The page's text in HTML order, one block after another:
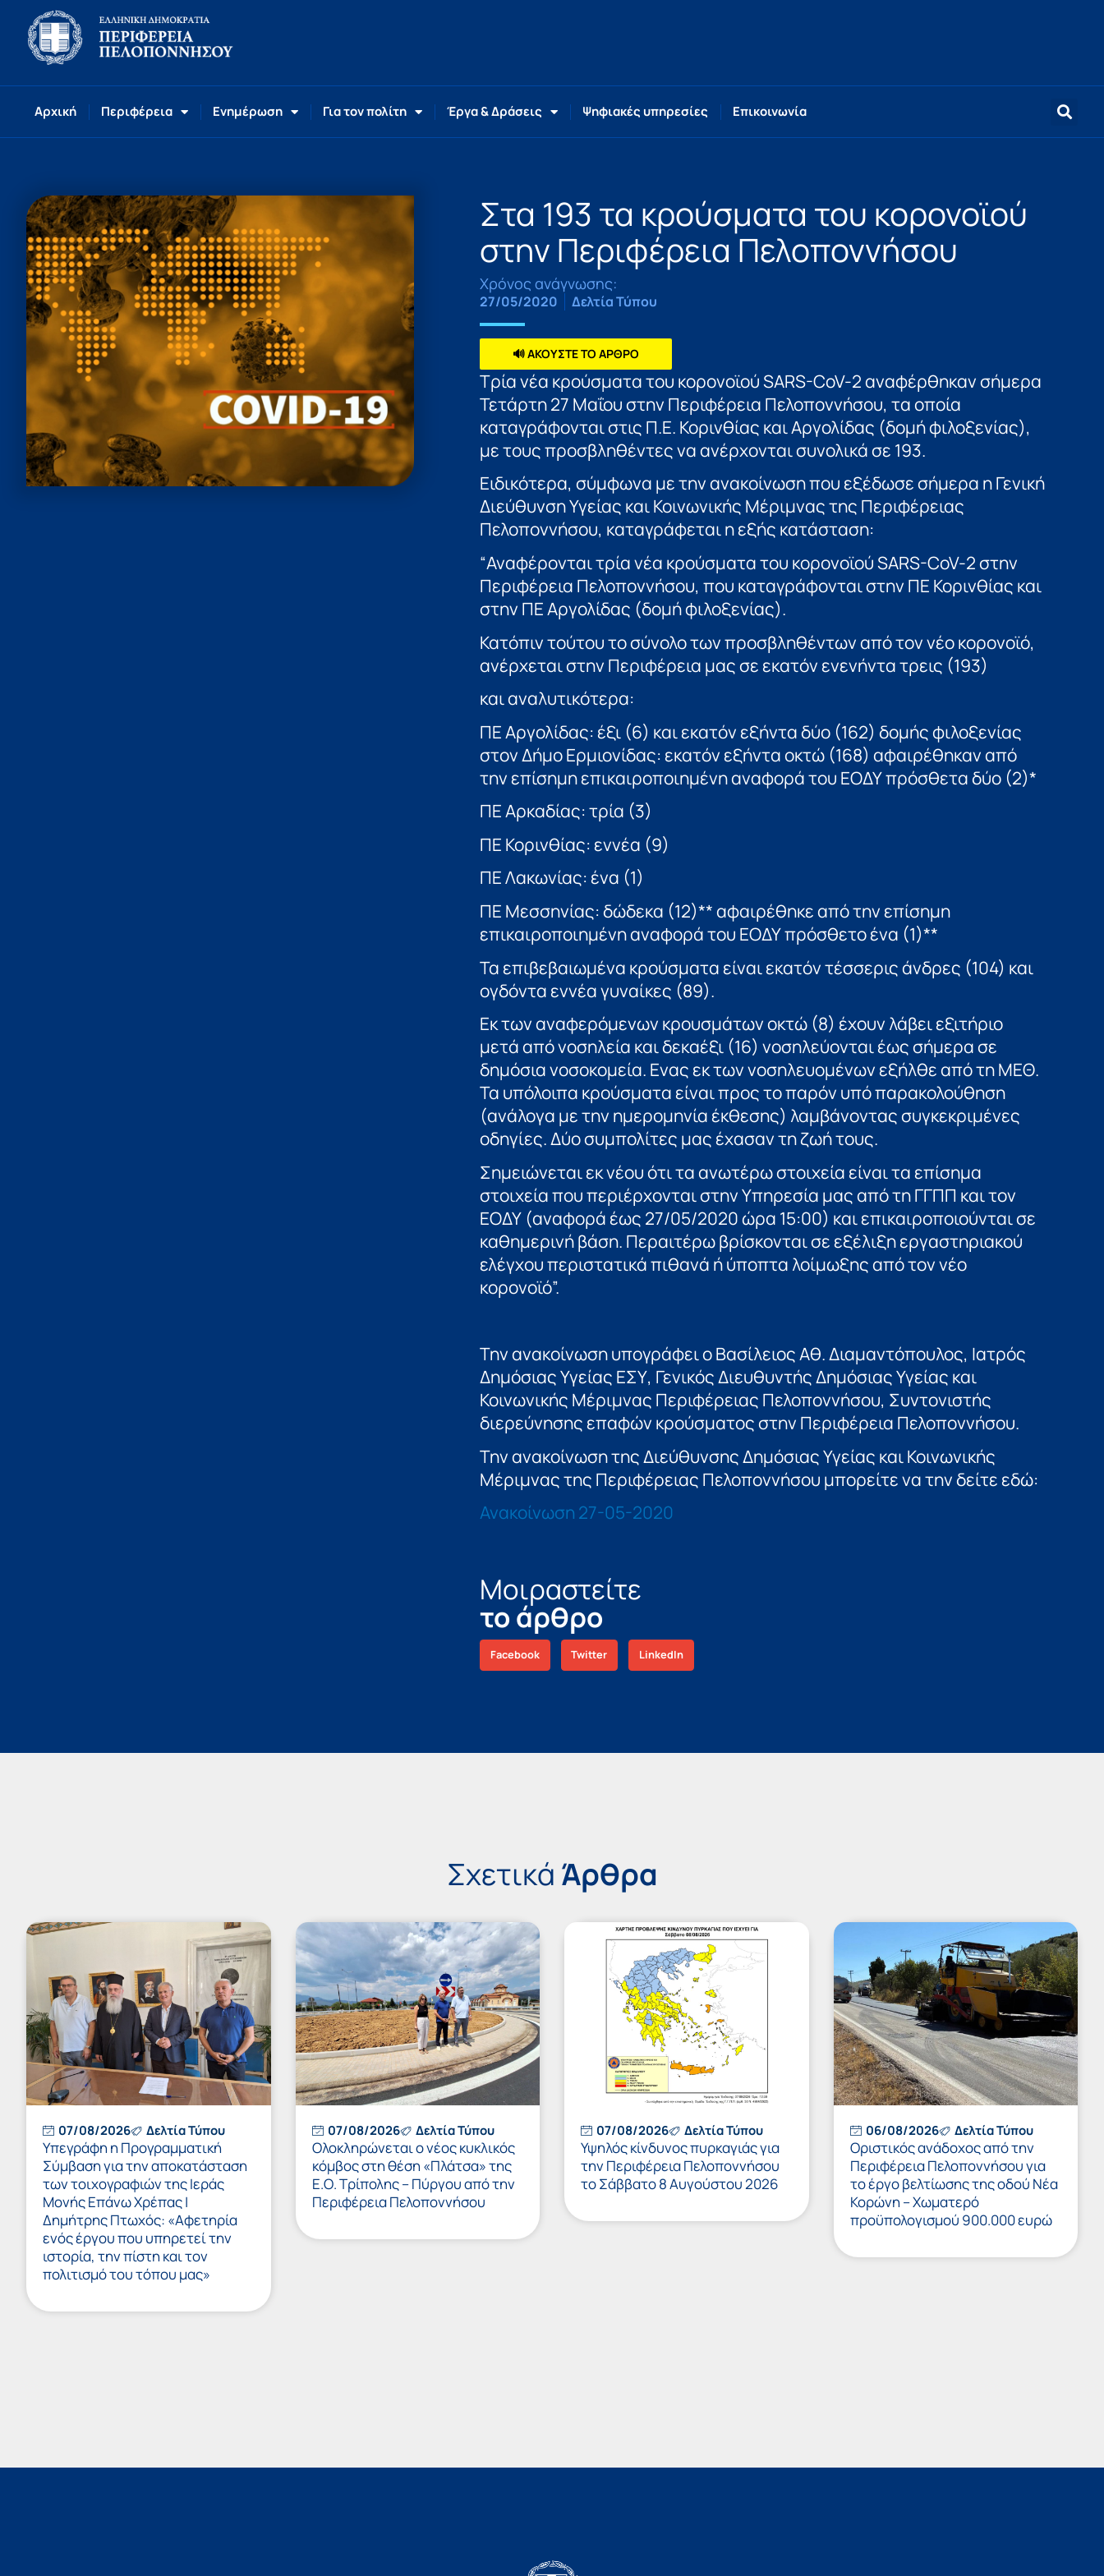
Αρχική Περιφέρεια Ενημέρωση Για τον πολίτη Έργα & Δράσεις Ψηφιακές υπηρεσίες Επικοινωνία
Στα 193 τα κρούσματα του κορονοϊού
στην Περιφέρεια Πελοποννήσου
Χρόνος ανάγνωσης:
27/05/2020 Δελτία Τύπου
🔊 ΑΚΟΥΣΤΕ ΤΟ ΑΡΘΡΟ
Τρία νέα κρούσματα του κορονοϊού SARS-CoV-2 αναφέρθηκαν σήμερα
Τετάρτη 27 Μαΐου στην Περιφέρεια Πελοποννήσου, τα οποία
καταγράφονται στις Π.Ε. Κορινθίας και Αργολίδας (δομή φιλοξενίας),
με τους προσβληθέντες να ανέρχονται συνολικά σε 193.
Ειδικότερα, σύμφωνα με την ανακοίνωση που εξέδωσε σήμερα η Γενική
Διεύθυνση Υγείας και Κοινωνικής Μέριμνας της Περιφέρειας
Πελοποννήσου, καταγράφεται η εξής κατάσταση:
“Αναφέρονται τρία νέα κρούσματα του κορονοϊού SARS-CoV-2 στην
Περιφέρεια Πελοποννήσου, που καταγράφονται στην ΠΕ Κορινθίας και
στην ΠΕ Αργολίδας (δομή φιλοξενίας).
Κατόπιν τούτου το σύνολο των προσβληθέντων από τον νέο κορονοϊό,
ανέρχεται στην Περιφέρεια μας σε εκατόν ενενήντα τρεις (193)
και αναλυτικότερα:
ΠΕ Αργολίδας: έξι (6) και εκατόν εξήντα δύο (162) δομής φιλοξενίας
στον Δήμο Ερμιονίδας: εκατόν εξήντα οκτώ (168) αφαιρέθηκαν από
την επίσημη επικαιροποιημένη αναφορά του ΕΟΔΥ πρόσθετα δύο (2)*
ΠΕ Αρκαδίας: τρία (3)
ΠΕ Κορινθίας: εννέα (9)
ΠΕ Λακωνίας: ένα (1)
ΠΕ Μεσσηνίας: δώδεκα (12)** αφαιρέθηκε από την επίσημη
επικαιροποιημένη αναφορά του ΕΟΔΥ πρόσθετο ένα (1)**
Τα επιβεβαιωμένα κρούσματα είναι εκατόν τέσσερις άνδρες (104) και
ογδόντα εννέα γυναίκες (89).
Εκ των αναφερόμενων κρουσμάτων οκτώ (8) έχουν λάβει εξιτήριο
μετά από νοσηλεία και δεκαέξι (16) νοσηλεύονται έως σήμερα σε
δημόσια νοσοκομεία. Ενας εκ των νοσηλευομένων εξήλθε από τη ΜΕΘ.
Τα υπόλοιπα κρούσματα είναι προς το παρόν υπό παρακολούθηση
(ανάλογα με την ημερομηνία έκθεσης) λαμβάνοντας συγκεκριμένες
οδηγίες. Δύο συμπολίτες μας έχασαν τη ζωή τους.
Σημειώνεται εκ νέου ότι τα ανωτέρω στοιχεία είναι τα επίσημα
στοιχεία που περιέρχονται στην Υπηρεσία μας από τη ΓΓΠΠ και τον
ΕΟΔΥ (αναφορά έως 27/05/2020 ώρα 15:00) και επικαιροποιούνται σε
καθημερινή βάση. Περαιτέρω βρίσκονται σε εξέλιξη εργαστηριακού
ελέγχου περιστατικά πιθανά ή ύποπτα λοίμωξης από τον νέο
κορονοϊό”.
Την ανακοίνωση υπογράφει ο Βασίλειος Αθ. Διαμαντόπουλος, Ιατρός
Δημόσιας Υγείας ΕΣΥ, Γενικός Διευθυντής Δημόσιας Υγείας και
Κοινωνικής Μέριμνας Περιφέρειας Πελοποννήσου, Συντονιστής
διερεύνησης επαφών κρούσματος στην Περιφέρεια Πελοποννήσου.
Την ανακοίνωση της Διεύθυνσης Δημόσιας Υγείας και Κοινωνικής
Μέριμνας της Περιφέρειας Πελοποννήσου μπορείτε να την δείτε εδώ:
Ανακοίνωση 27-05-2020
Μοιραστείτε
το άρθρο
Facebook Twitter LinkedIn
Σχετικά Άρθρα
07/08/2026 Δελτία Τύπου
Υπεγράφη η Προγραμματική
Σύμβαση για την αποκατάσταση
των τοιχογραφιών της Ιεράς
Μονής Επάνω Χρέπας |
Δημήτρης Πτωχός: «Αφετηρία
ενός έργου που υπηρετεί την
ιστορία, την πίστη και τον
πολιτισμό του τόπου μας»
07/08/2026 Δελτία Τύπου
Ολοκληρώνεται ο νέος κυκλικός
κόμβος στη θέση «Πλάτσα» της
Ε.Ο. Τρίπολης – Πύργου από την
Περιφέρεια Πελοποννήσου
07/08/2026 Δελτία Τύπου
Υψηλός κίνδυνος πυρκαγιάς για
την Περιφέρεια Πελοποννήσου
το Σάββατο 8 Αυγούστου 2026
06/08/2026 Δελτία Τύπου
Οριστικός ανάδοχος από την
Περιφέρεια Πελοποννήσου για
το έργο βελτίωσης της οδού Νέα
Κορώνη – Χωματερό
προϋπολογισμού 900.000 ευρώ